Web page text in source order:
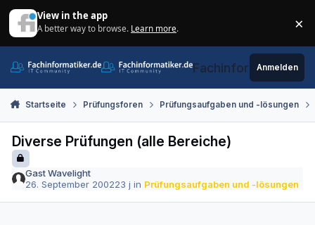
View in the app
A better way to browse. Learn more. ×
Fachinformatiker.de
Anmelden
Startseite Prüfungsforen Prüfungsaufgaben und -lösungen
Diverse Prüfungen (alle Bereiche)
Gast Wavelight
26. September 200223 j in Prüfungsaufgaben und -lösungen